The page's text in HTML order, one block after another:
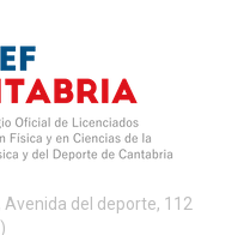
del deporte, 112